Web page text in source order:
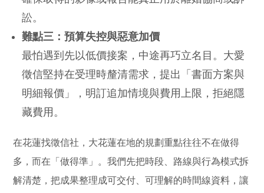
訟。
難點三：預算失控與惡意加價
最怕遇到先以低價接案，中途再巧立名目。大愛
徵信堅持在受理時釐清需求，提出「書面方案與
明細報價」，明訂追加情境與費用上限，拒絕隱
藏費用。
在花蓮找徵信社，大花蓮在地的規劃重點往往不在做得
多，而在「做得準」。我們先把時段、路線與行為模式拆
解清楚，把成果整理成可交付、可理解的時間線資料，讓